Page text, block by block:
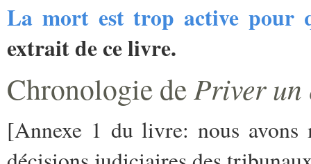
La mort est trop active pour
extrait de ce livre.
Chronologie de Priver un
[Annexe 1 du livre: nous avons